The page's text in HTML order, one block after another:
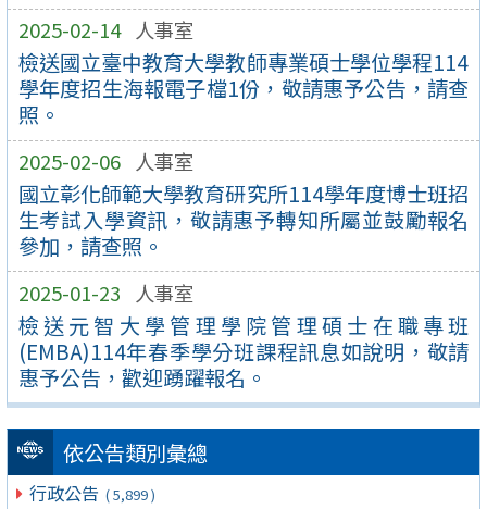
2025-02-14 人事室
檢送國立臺中教育大學教師專業碩士學位學程114
學年度招生海報電子檔1份，敬請惠予公告，請查
照。
2025-02-06 人事室
國立彰化師範大學教育研究所114學年度博士班招
生考試入學資訊，敬請惠予轉知所屬並鼓勵報名
參加，請查照。
2025-01-23 人事室
檢送元智大學管理學院管理碩士在職專班
(EMBA)114年春季學分班課程訊息如說明，敬請
惠予公告，歡迎踴躍報名。
依公告類別彙總
行政公告 ( 5,899 )